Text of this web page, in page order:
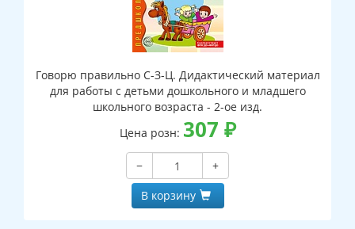
Говорю правильно С-З-Ц. Дидактический материал
для работы с детьми дошкольного и младшего
школьного возраста - 2-ое изд.
Цена розн: 307 ₽
−
+
В корзину